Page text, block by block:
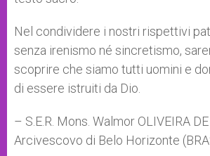
Nel condividere i nostri rispettivi
senza irenismo né sincretismo,
scoprire che siamo tutti uomini e
di essere istruiti da Dio.
– S.E.R. Mons. Walmor OLIVEIRA DE
Arcivescovo di Belo Horizonte